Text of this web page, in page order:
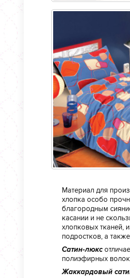
Материал для
хлопка особо
благородным
касании и не
хлопковых тканей,
подростков, а
Сатин-люкс
полиэфирных
Жаккардовый